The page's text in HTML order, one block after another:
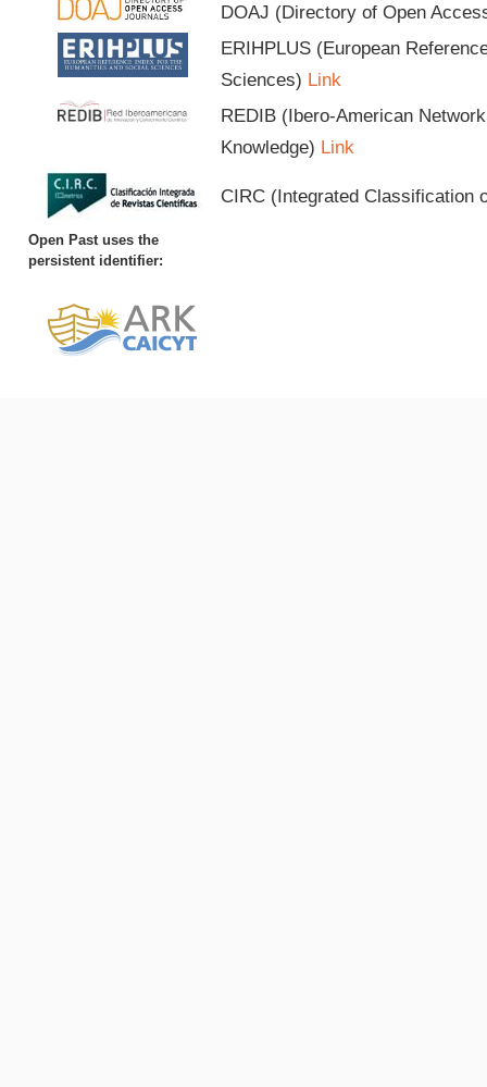
DOAJ (Directory of Open
ERIHPLUS (European
Sciences) Link
REDIB (Ibero-American
Knowledge) Link
CIRC (Integrated Classification
Open Past uses the
persistent identifier: